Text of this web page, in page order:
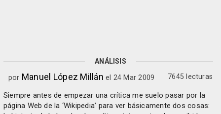
ANÁLISIS
por Manuel López Millánel 24 Mar 2009 7645 lecturas
Siempre antes de empezar una crítica me suelo pasar por la
página Web de la ‘Wikipedia’ para ver básicamente dos cosas: